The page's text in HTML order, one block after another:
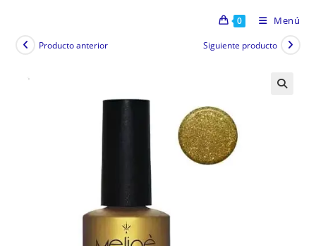
0 Menú
Producto anterior Siguiente producto